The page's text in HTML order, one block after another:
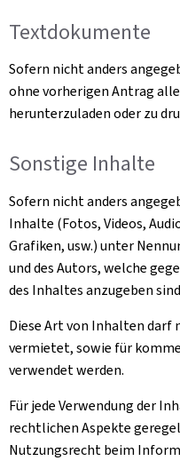
Textdokumente
Sofern nicht anders
ohne vorherigen Antrag
herunterzuladen oder zu
Sonstige Inhalte
Sofern nicht anders
Inhalte (Fotos, Videos,
Grafiken, usw.) unter
und des Autors, welche
des Inhaltes anzugeben
Diese Art von Inhalten
vermietet, sowie für
verwendet werden.
Für jede Verwendung der
rechtlichen Aspekte
Nutzungsrecht beim